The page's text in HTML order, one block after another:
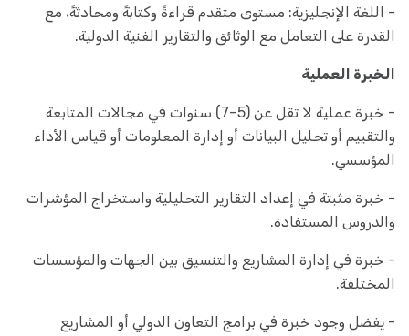
- اللغة الإنجليزية: مستوى متقدم قراءةً وكتابةً ومحادثةً، مع
القدرة على التعامل مع الوثائق والتقارير الفنية الدولية.
الخبرة العملية
- خبرة عملية لا تقل عن (5–7) سنوات في مجالات المتابعة
والتقييم أو تحليل البيانات أو إدارة المعلومات أو قياس الأداء
المؤسسي.
- خبرة مثبتة في إعداد التقارير التحليلية واستخراج المؤشرات
والدروس المستفادة.
- خبرة في إدارة المشاريع والتنسيق بين الجهات والمؤسسات
المختلفة.
- يفضل وجود خبرة في برامج التعاون الدولي أو المشاريع